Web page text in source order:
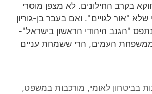
בקרב החילונים. לא מצפן מוסרי
שלא "אור לגויים". ואם בעבר בן-גוריון
"הגנב היהודי הראשון בישראל"-
העמים, הרי ששמחת עניים
בביטחון לאומי, מורכבות במשפט,